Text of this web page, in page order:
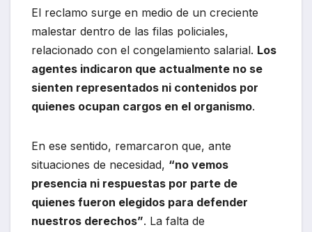
El reclamo surge en medio de un creciente
malestar dentro de las filas policiales,
relacionado con el congelamiento salarial. Los
agentes indicaron que actualmente no se
sienten representados ni contenidos por
quienes ocupan cargos en el organismo.
En ese sentido, remarcaron que, ante
situaciones de necesidad, “no vemos
presencia ni respuestas por parte de
quienes fueron elegidos para defender
nuestros derechos”. La falta de